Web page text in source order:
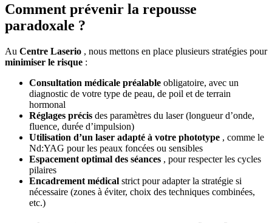
Comment prévenir la repousse
paradoxale ?
Au Centre Laserio , nous mettons en place plusieurs stratégies pour
minimiser le risque :
Consultation médicale préalable obligatoire, avec un
diagnostic de votre type de peau, de poil et de terrain
hormonal
Réglages précis des paramètres du laser (longueur d’onde,
fluence, durée d’impulsion)
Utilisation d’un laser adapté à votre phototype , comme le
Nd:YAG pour les peaux foncées ou sensibles
Espacement optimal des séances , pour respecter les cycles
pilaires
Encadrement médical strict pour adapter la stratégie si
nécessaire (zones à éviter, choix des techniques combinées,
etc.)